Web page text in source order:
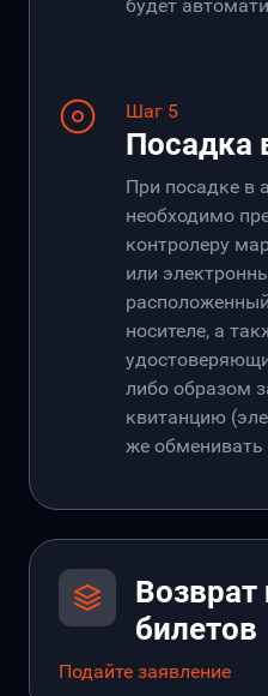
будет
Шаг 5
Посадка
При посадке в
необходимо
контролеру
или
носителе, а
либо образом
квитанцию
же обменивать
билетов
Подайте заявление